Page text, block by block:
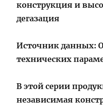
конструкция и
дегазация
Источник данных:
технических
В этой серии
независимая